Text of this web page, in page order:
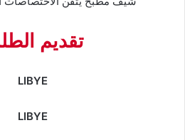
تقديم
LIBYE
LIBYE